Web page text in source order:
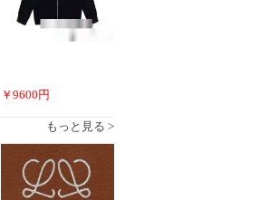
￥ 9600 円
もっと見る >